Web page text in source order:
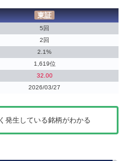
東証
5回
2回
2.1%
1,619位
32.00
2026/03/27
発生している銘柄がわかる